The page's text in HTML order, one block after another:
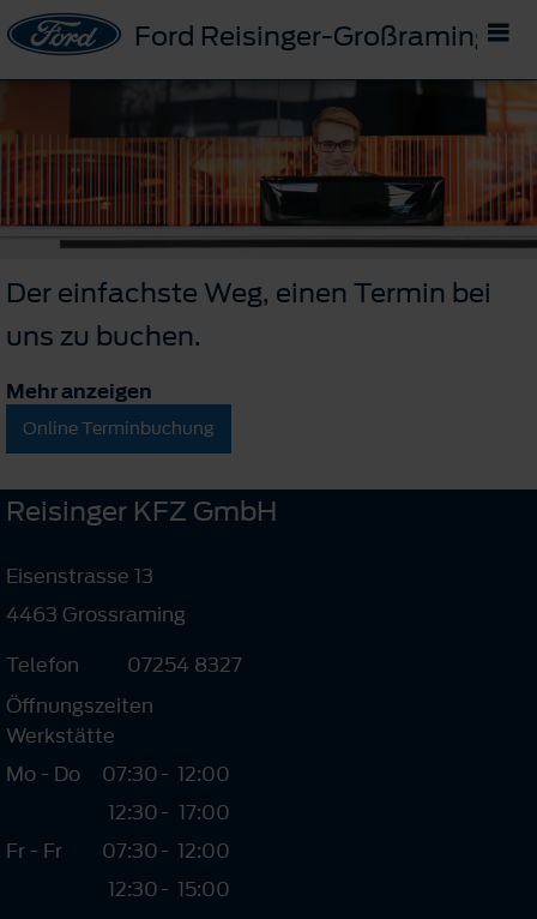
Ford Reisinger-Großraming
Der einfachste Weg, einen Termin bei
uns zu buchen.
Mehr anzeigen
Online Terminbuchung
Reisinger KFZ GmbH
Eisenstrasse 13
4463 Grossraming
Telefon
07254 8327
Öffnungszeiten
Werkstätte
Mo - Do
07:30
12:30
-
-
12:00
17:00
Fr - Fr
07:30
12:30
-
-
12:00
15:00